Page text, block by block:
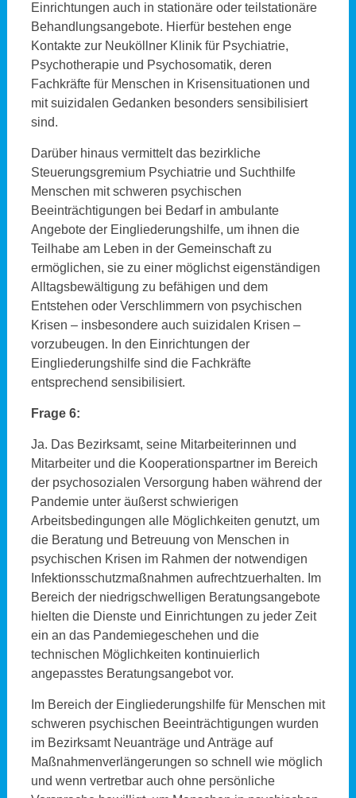
Einrichtungen auch in stationäre oder teilstationäre
Behandlungsangebote. Hierfür bestehen enge
Kontakte zur Neuköllner Klinik für Psychiatrie,
Psychotherapie und Psychosomatik, deren
Fachkräfte für Menschen in Krisensituationen und
mit suizidalen Gedanken besonders sensibilisiert
sind.
Darüber hinaus vermittelt das bezirkliche
Steuerungsgremium Psychiatrie und Suchthilfe
Menschen mit schweren psychischen
Beeinträchtigungen bei Bedarf in ambulante
Angebote der Eingliederungshilfe, um ihnen die
Teilhabe am Leben in der Gemeinschaft zu
ermöglichen, sie zu einer möglichst eigenständigen
Alltagsbewältigung zu befähigen und dem
Entstehen oder Verschlimmern von psychischen
Krisen – insbesondere auch suizidalen Krisen –
vorzubeugen. In den Einrichtungen der
Eingliederungshilfe sind die Fachkräfte
entsprechend sensibilisiert.
Frage 6:
Ja. Das Bezirksamt, seine Mitarbeiterinnen und
Mitarbeiter und die Kooperationspartner im Bereich
der psychosozialen Versorgung haben während der
Pandemie unter äußerst schwierigen
Arbeitsbedingungen alle Möglichkeiten genutzt, um
die Beratung und Betreuung von Menschen in
psychischen Krisen im Rahmen der notwendigen
Infektionsschutzmaßnahmen aufrechtzuerhalten. Im
Bereich der niedrigschwelligen Beratungsangebote
hielten die Dienste und Einrichtungen zu jeder Zeit
ein an das Pandemiegeschehen und die
technischen Möglichkeiten kontinuierlich
angepasstes Beratungsangebot vor.
Im Bereich der Eingliederungshilfe für Menschen mit
schweren psychischen Beeinträchtigungen wurden
im Bezirksamt Neuanträge und Anträge auf
Maßnahmenverlängerungen so schnell wie möglich
und wenn vertretbar auch ohne persönliche